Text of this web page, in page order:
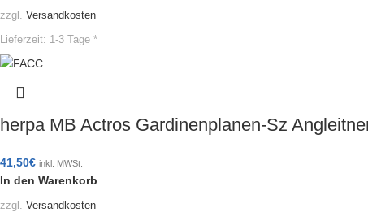
zzgl. Versandkosten
Lieferzeit: 1-3 Tage *
herpa MB Actros Gardinenplanen-Sz
41,50€ inkl. MWSt.
In den Warenkorb
zzgl. Versandkosten